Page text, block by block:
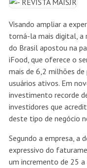
Visando ampliar a
torná-la mais digital, a
do Brasil apostou na
iFood, que oferece o
mais de 6,2 milhões
usuários ativos. Em
investimento recorde
investidores que
deste tipo de negócio
Segundo a empresa, a
expressivo do
um incremento de 25 a